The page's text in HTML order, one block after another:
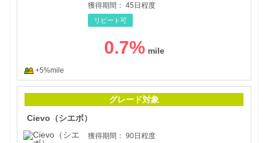
獲得期間： 45日程度
リピート可
0.7%
+5%mile
グレード対象
Cievo（シエボ）
獲得期間： 90日程度